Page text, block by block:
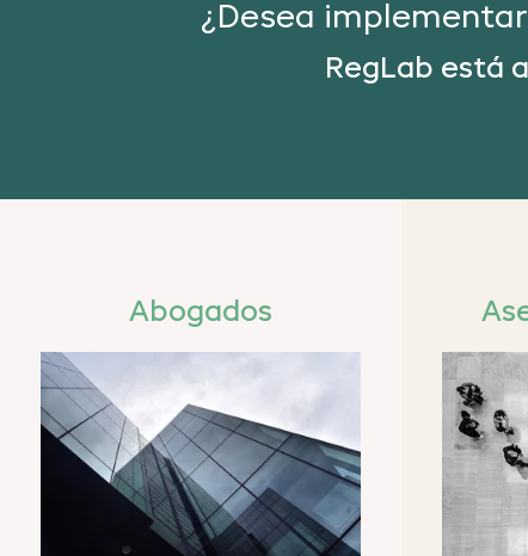
¿Desea
RegLab está
Abogados